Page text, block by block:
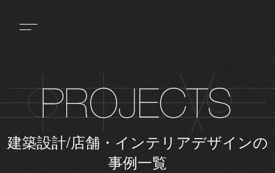
建築設計/店舗・インテリアデザインの
事例一覧